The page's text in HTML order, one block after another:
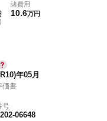
諸費用
10.6万円
年05月
価書
号
06648